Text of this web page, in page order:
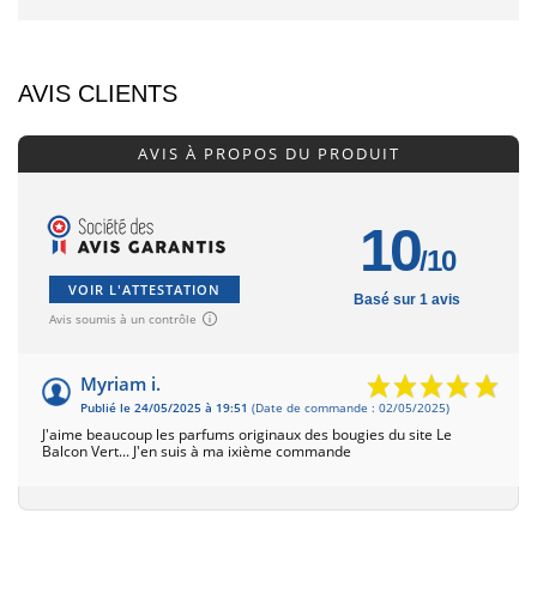
AVIS CLIENTS
AVIS À PROPOS DU PRODUIT
VOIR L'ATTESTATION
Avis soumis à un contrôle
10/10
Basé sur 1 avis
Myriam i.
Publié le 24/05/2025 à 19:51 (Date de commande : 02/05/2025)
J'aime beaucoup les parfums originaux des bougies du site Le
Balcon Vert... J'en suis à ma ixième commande